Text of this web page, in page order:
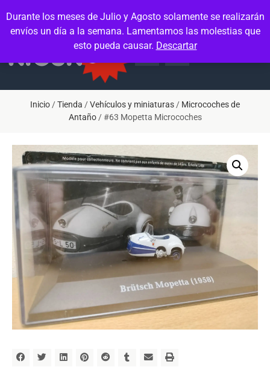
Durante los meses de Julio y Agosto solamente se realizarán
envíos un día a la semana. Lamentamos las molestias que
esto pueda causar. Descartar
Inicio /Tienda /Vehículos y miniaturas / Microcoches de
Antaño/ #63 Mopetta Microcoches